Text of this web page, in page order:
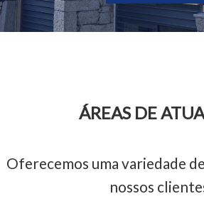
ÁREAS DE
Oferecemos uma variedade
nossos